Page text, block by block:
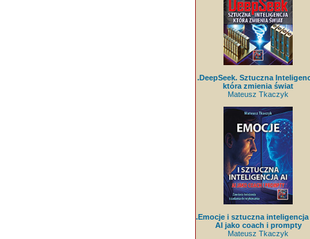
.DeepSeek. Sztuczna
która zmienia świat
Mateusz Tkaczyk
.Emocje i sztuczna inteligencja
AI jako coach i prompty
Mateusz Tkaczyk